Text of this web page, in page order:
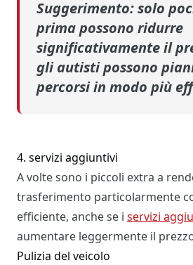
Suggerimento:solo
prima possono ridurre
significativamente il
gli autisti possono
percorsi in modo più
4. servizi aggiuntivi
A volte sono i piccoli extra a
trasferimento particolarmente
efficiente, anche se i servizi
aumentare leggermente il
Pulizia del veicolo